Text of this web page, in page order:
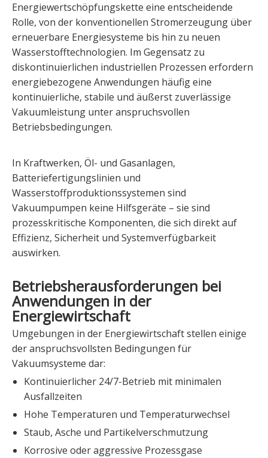
Energiewertschöpfungskette eine entscheidende
Rolle, von der konventionellen Stromerzeugung über
erneuerbare Energiesysteme bis hin zu neuen
Wasserstofftechnologien. Im Gegensatz zu
diskontinuierlichen industriellen Prozessen erfordern
energiebezogene Anwendungen häufig eine
kontinuierliche, stabile und äußerst zuverlässige
Vakuumleistung unter anspruchsvollen
Betriebsbedingungen.
In Kraftwerken, Öl- und Gasanlagen,
Batteriefertigungslinien und
Wasserstoffproduktionssystemen sind
Vakuumpumpen keine Hilfsgeräte – sie sind
prozesskritische Komponenten, die sich direkt auf
Effizienz, Sicherheit und Systemverfügbarkeit
auswirken.
Betriebsherausforderungen bei
Anwendungen in der
Energiewirtschaft
Umgebungen in der Energiewirtschaft stellen einige
der anspruchsvollsten Bedingungen für
Vakuumsysteme dar:
Kontinuierlicher 24/7-Betrieb mit minimalen
Ausfallzeiten
Hohe Temperaturen und Temperaturwechsel
Staub, Asche und Partikelverschmutzung
Korrosive oder aggressive Prozessgase